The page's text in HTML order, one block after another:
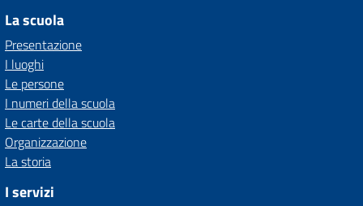
La scuola
Presentazione
I luoghi
Le persone
I numeri della scuola
Le carte della scuola
Organizzazione
La storia
I servizi